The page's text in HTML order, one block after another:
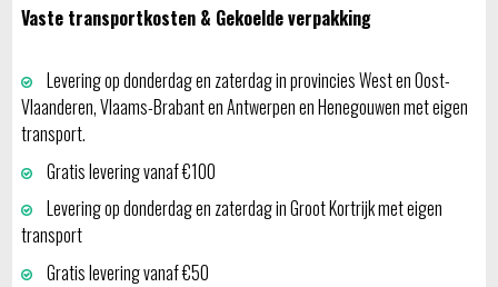
Vaste transportkosten & Gekoelde verpakking
Levering op donderdag en zaterdag in provincies West en Oost-
Vlaanderen, Vlaams-Brabant en Antwerpen en Henegouwen met eigen
transport.
Gratis levering vanaf €100
Levering op donderdag en zaterdag in Groot Kortrijk met eigen
transport
Gratis levering vanaf €50